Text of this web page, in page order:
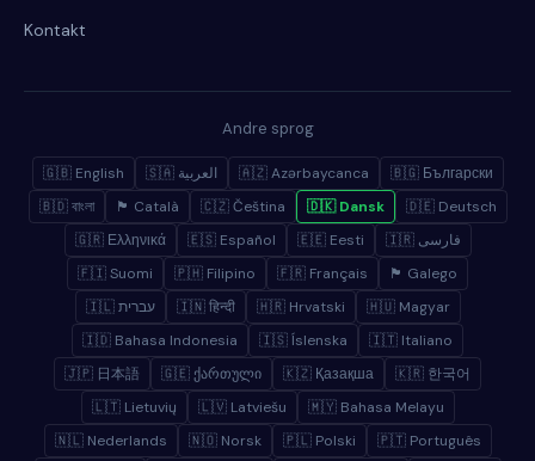
Kontakt
Andre sprog
🇬🇧 English 🇸🇦 العربية 🇦🇿 Azərbaycanca
🇧🇬 Български
🇧🇩 বাংলা
🏴 Català 🇨🇿 Čeština 🇩🇰 Dansk
🇩🇪 Deutsch
🇬🇷 Ελληνικά
🇪🇸 Español 🇪🇪 Eesti
🇮🇷 فارسی
🇫🇮 Suomi
🇵🇭 Filipino 🇫🇷 Français
🏴 Galego
🇮🇱 עברית
🇮🇳 हिन्दी 🇭🇷 Hrvatski
🇭🇺 Magyar
🇮🇩 Bahasa Indonesia
🇮🇸 Íslenska
🇮🇹 Italiano
🇯🇵 日本語
🇬🇪 ქართული 🇰🇿 Қазақша
🇰🇷 한국어
🇱🇹 Lietuvių
🇱🇻 Latviešu
🇲🇾 Bahasa Melayu
🇳🇱 Nederlands
🇳🇴 Norsk 🇵🇱 Polski 🇵🇹 Português